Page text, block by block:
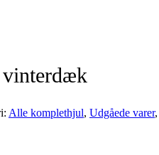
vinterdæk
Alle komplethjul, Udgåede varer